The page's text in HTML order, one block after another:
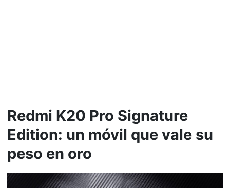
Redmi K20 Pro Signature
Edition: un móvil que vale su
peso en oro